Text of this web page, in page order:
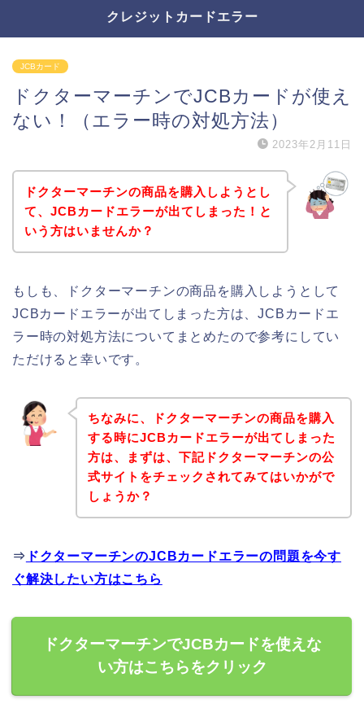
クレジットカードエラー
JCBカード
ドクターマーチンでJCBカードが使え
ない！（エラー時の対処方法）
2023年2月11日
ドクターマーチンの商品を購入しようとし
て、JCBカードエラーが出てしまった！と
いう方はいませんか？
もしも、ドクターマーチンの商品を購入しようとして
JCBカードエラーが出てしまった方は、JCBカードエ
ラー時の対処方法についてまとめたので参考にしてい
ただけると幸いです。
ちなみに、ドクターマーチンの商品を購入
する時にJCBカードエラーが出てしまった
方は、まずは、下記ドクターマーチンの公
式サイトをチェックされてみてはいかがで
しょうか？
⇒ ドクターマーチンのJCBカードエラーの問題を今す
ぐ解決したい方はこちら
ドクターマーチンでJCBカードを使えな
い方はこちらをクリック